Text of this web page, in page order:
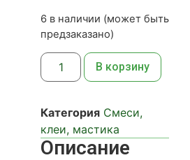
6 в наличии (может быть
предзаказано)
В корзину
Категория Смеси,
клеи, мастика
Описание